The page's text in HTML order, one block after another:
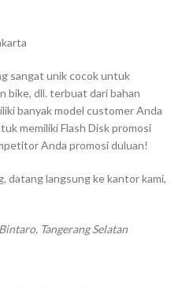
sangat unik cocok untuk
bike, dll. terbuat dari bahan
banyak model customer Anda
memiliki Flash Disk promosi
Anda promosi duluan!
datang langsung ke kantor kami,
Tangerang Selatan